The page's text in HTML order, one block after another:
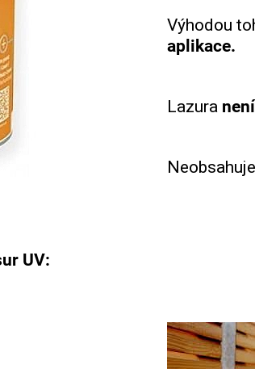
Výhodou
aplikace.
Lazura
Neobsahuje
UV: